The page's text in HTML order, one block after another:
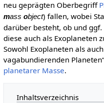
neu geprägten Oberbegriff
mass object) fallen, wobei
darüber besteht, ob und
diese auch als Exoplaneten
Sowohl Exoplaneten als
vagabundierenden
planetarer Masse.
Inhaltsverzeichnis